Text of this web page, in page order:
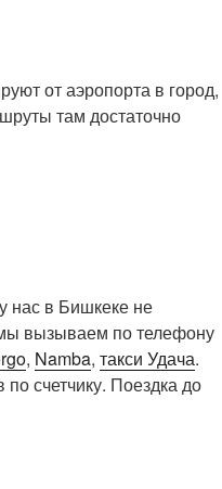
от аэропорта в город,
там достаточно
нас в Бишкеке не
вызываем по телефону
, Namba, такси Удача.
счетчику. Поездка до